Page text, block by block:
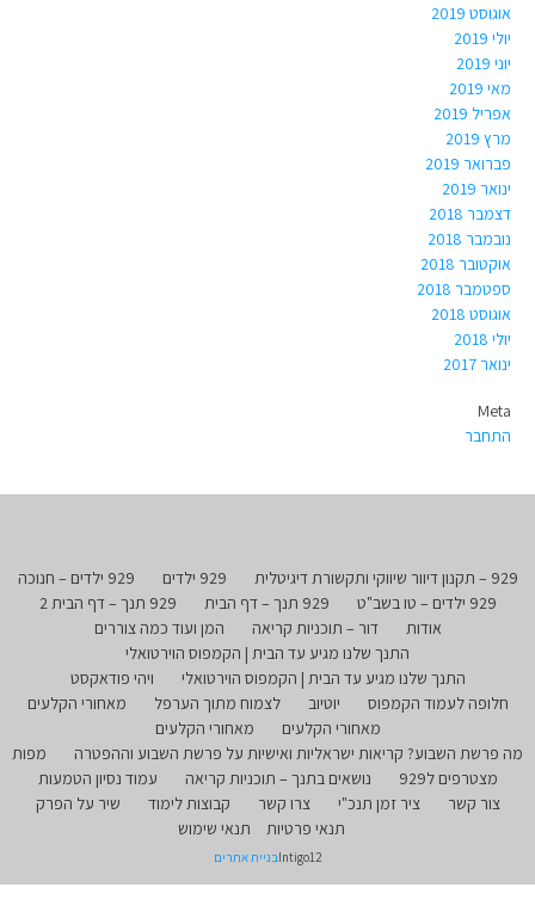
אוגוסט 2019
יולי 2019
יוני 2019
מאי 2019
אפריל 2019
מרץ 2019
פברואר 2019
ינואר 2019
דצמבר 2018
נובמבר 2018
אוקטובר 2018
ספטמבר 2018
אוגוסט 2018
יולי 2018
ינואר 2017
Meta
התחבר
929 – תקנון דיוור שיווקי ותקשורת דיגיטלית 929 ילדים
929 ילדים – חנוכה
929 ילדים – טו בשב"ט
929 תנך – דף הבית
929 תנך – דף הבית 2
אודות
דור – תוכניות קריאה
המן ועוד כמה צוררים
התנך שלנו מגיע עד הבית | הקמפוס הוירטואלי
התנך שלנו מגיע עד הבית | הקמפוס הוירטואלי
ויהי פודאקסט
חלופה לעמוד הקמפוס
יוטיוב לצמוח מתוך הערפל
מאחורי הקלעים
מאחורי הקלעים
מאחורי הקלעים
מה פרשת השבוע? קריאות ישראליות ואישיות על פרשת השבוע וההפטרה
מפות
מצטרפים ל929
נושאים בתנך – תוכניות קריאה
עמוד נסיון הטמעות
צור קשר
ציר זמן תנכ"י צרו קשר קבוצות לימוד
שיר על הפרק
תנאי פרטיות
תנאי שימוש
Intigo12בניית אתרים